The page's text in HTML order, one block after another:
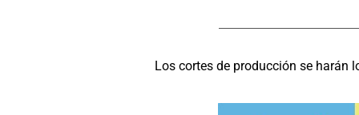
Los cortes de producción se harán